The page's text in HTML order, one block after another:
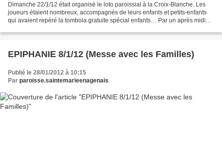
Dimanche 22/1/12 était organisé le loto paroissial à la Croix-Blanche. Les
joueurs étaient nombreux, accompagnés de leurs enfants et petits-enfants
qui avaient repéré la tombola gratuite spécial enfants… Par un après midi
EPIPHANIE 8/1/12 (Messe avec les Familles)
Publié le 28/01/2012 à 10:15
Par paroisse.saintemarieenagenais